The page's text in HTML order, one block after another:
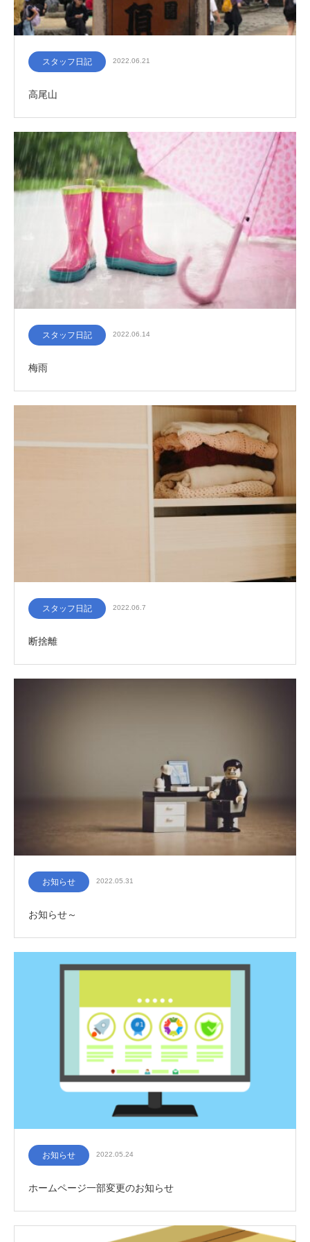
スタッフ日記 2022.06.21
高尾山
スタッフ日記 2022.06.14
梅雨
スタッフ日記 2022.06.7
断捨離
お知らせ 2022.05.31
お知らせ～
お知らせ 2022.05.24
ホームページ一部変更のお知らせ